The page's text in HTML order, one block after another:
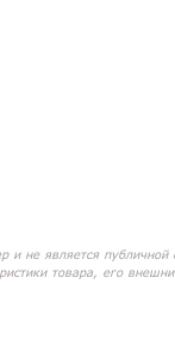
не является публичной
товара, его